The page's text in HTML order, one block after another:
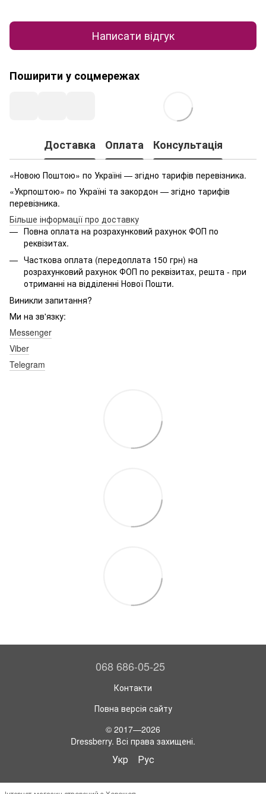
Написати відгук
Поширити у соцмережах
Доставка Оплата Консультація
«Новою Поштою» по Україні — згідно тарифів перевізника.
«Укрпоштою» по Україні та закордон — згідно тарифів
перевізника.
Більше інформації про доставку
Повна оплата на розрахунковий рахунок ФОП по
реквізитах.
Часткова оплата (передоплата 150 грн) на
розрахунковий рахунок ФОП по реквізитах, решта - при
отриманні на відділенні Нової Пошти.
Виникли запитання?
Ми на зв'язку:
Messenger
Viber
Telegram
068 686-05-25
Контакти
Повна версія сайту
© 2017—2026
Dressberry. Всі права захищені.
Укр Рус